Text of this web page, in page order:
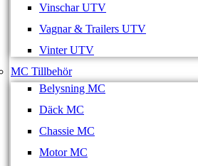
Vinschar UTV
Vagnar & Trailers UTV
Vinter UTV
MC Tillbehör
Belysning MC
Däck MC
Chassie MC
Motor MC